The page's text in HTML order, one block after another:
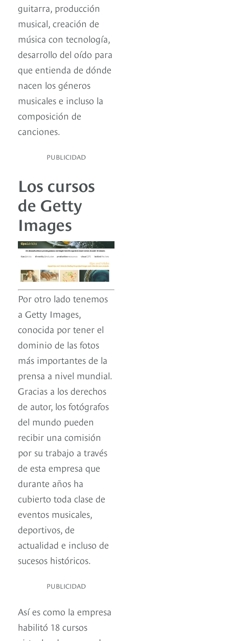
guitarra, producción
musical, creación de
música con tecnología,
desarrollo del oído para
que entienda de dónde
nacen los géneros
musicales e incluso la
composición de
canciones.
PUBLICIDAD
Los cursos
de Getty
Images
Por otro lado tenemos
a Getty Images,
conocida por tener el
dominio de las fotos
más importantes de la
prensa a nivel mundial.
Gracias a los derechos
de autor, los fotógrafos
del mundo pueden
recibir una comisión
por su trabajo a través
de esta empresa que
durante años ha
cubierto toda clase de
eventos musicales,
deportivos, de
actualidad e incluso de
sucesos históricos.
PUBLICIDAD
Así es como la empresa
habilitó 18 cursos